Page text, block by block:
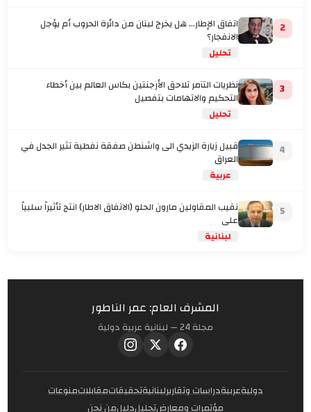
2 اتفاق الإطار... هل يخرج لبنان من دائرة الحروب أم يؤجل
الانفجار؟
تحليل
3 نظريات التآمر تلاحق الأرجنتين بكاس العالم بين أخطاء
التحكيم والاتهامات بتفصيل
تحليل
4 قبيل زيارة الزيدي الى واشنطن صفقة نفطية تثير الجدل في
العراق
عربية
5 نقيب المقاولين مارون الحلو (الاتفاق الاطار) انتج تأثيراً سلبياً
على
لبنانية
المشرف العام: عمر الناطور
مجلة 24 — لبنانية عربية دولية
دوليةعربيةدراسات وتقاريرلبنانيةتحقيقاتمقابلاتمنوعات
مؤتمرات ومعارضتحليلدليلمن نحن